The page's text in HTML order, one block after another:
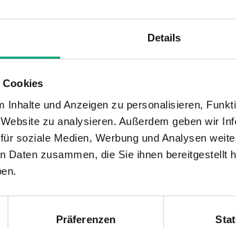
Details
Cookies
Inhalte und Anzeigen zu personalisieren,
zu analysieren. Außerdem geben wir
soziale Medien, Werbung und Analysen
Daten zusammen, die Sie ihnen bereitgestellt
Präferenzen
Regler für Heizung oder Lüftung,
50 Hz